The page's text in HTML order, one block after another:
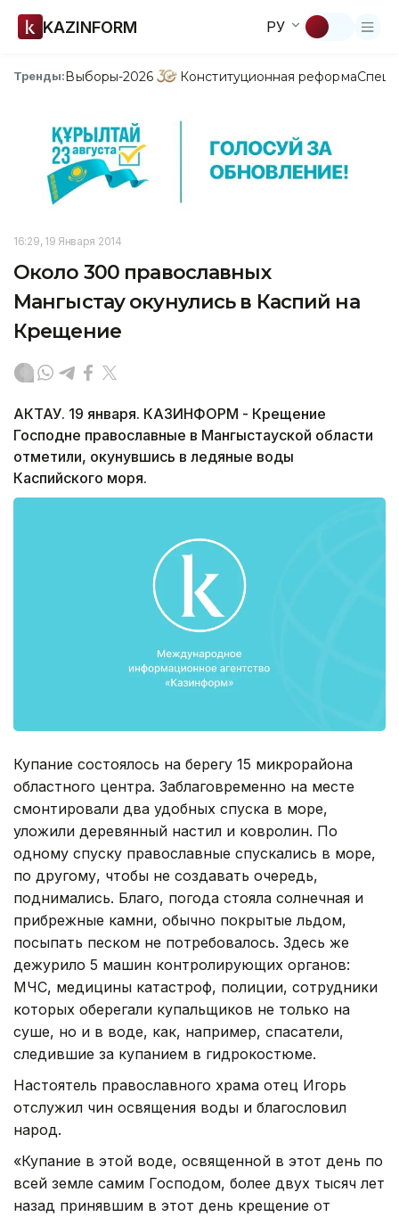
KAZINFORM РУ
Тренды:Выборы-2026 Конституционная реформа
16:29, 19 Января 2014
Около 300 православных
Мангыстау окунулись в Каспий на
Крещение
АКТАУ. 19 января. КАЗИНФОРМ - Крещение
Господне православные в Мангыстауской области
отметили, окунувшись в ледяные воды
Каспийского моря.
Купание состоялось на берегу 15 микрорайона
областного центра. Заблаговременно на месте
смонтировали два удобных спуска в море,
уложили деревянный настил и ковролин. По
одному спуску православные спускались в море,
по другому, чтобы не создавать очередь,
поднимались. Благо, погода стояла солнечная и
прибрежные камни, обычно покрытые льдом,
посыпать песком не потребовалось. Здесь же
дежурило 5 машин контролирующих органов:
МЧС, медицины катастроф, полиции, сотрудники
которых оберегали купальщиков не только на
суше, но и в воде, как, например, спасатели,
следившие за купанием в гидрокостюме.
Настоятель православного храма отец Игорь
отслужил чин освящения воды и благословил
народ.
«Купание в этой воде, освященной в этот день по
всей земле самим Господом, более двух тысяч лет
назад принявшим в этот день крещение от